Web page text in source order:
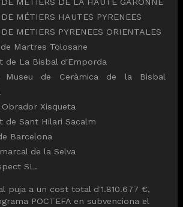
METIERS DE LA HAUTE GARONNE
MÉTIERS HAUTES PYRENEES
METIERS PYRENEES ORIENTALES
Martres Tolosane
de La Bisbal d'Emporda
Museu de Ceràmica de la Bisbal
Xisqueta
de Sant Hilari Sacalm
Barcelona
de la Selva
SL.
puja a un cost total d'1.810.677 €,
POCTEFA en subvenciona el